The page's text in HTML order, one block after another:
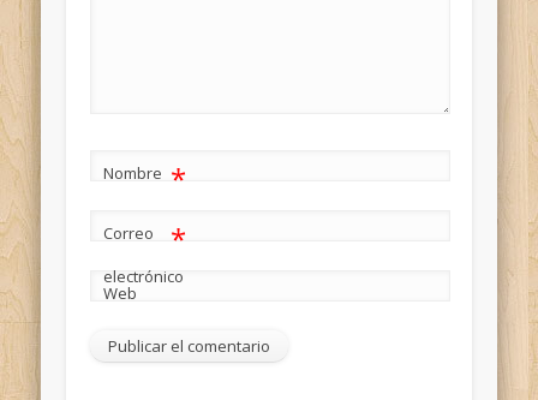
Nombre *
Correo
electrónico
*
Web